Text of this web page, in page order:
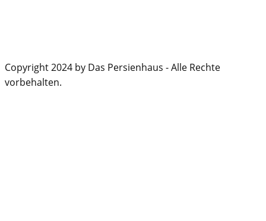
Copyright 2024 by Das Persienhaus - Alle Rechte
vorbehalten.